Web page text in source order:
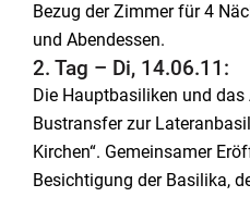
Bezug der Zimmer für 4
und Abendessen.
2. Tag – Di, 14.06.11:
Die Hauptbasiliken und
Bustransfer zur
Kirchen“. Gemeinsamer
Besichtigung der Basilika,